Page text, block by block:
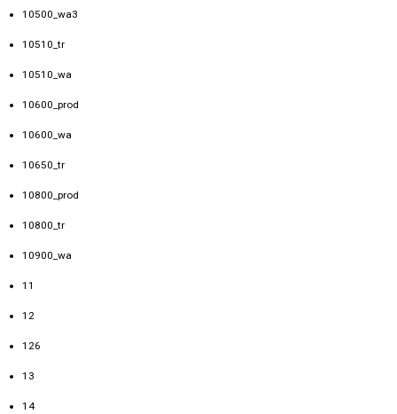
10500_wa3
10510_tr
10510_wa
10600_prod
10600_wa
10650_tr
10800_prod
10800_tr
10900_wa
11
12
126
13
14